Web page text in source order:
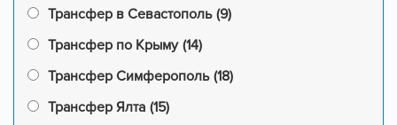
Трансфер в Севастополь (9)
Трансфер по Крыму (14)
Трансфер Симферополь (18)
Трансфер Ялта (15)